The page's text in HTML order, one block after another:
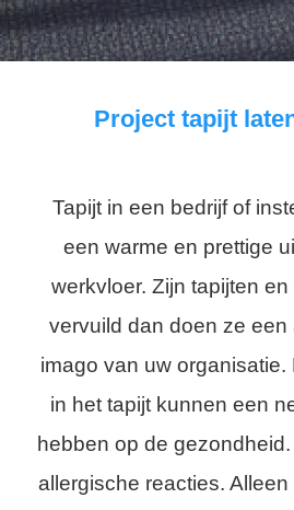
Project tapijt
Tapijt in een bedrijf of
een warme en prettige
werkvloer. Zijn tapijten
vervuild dan doen ze
imago van uw organisatie.
in het tapijt kunnen een
hebben op de
allergische reacties.